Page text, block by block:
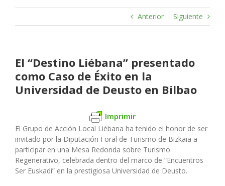
Anterior Siguiente
El “Destino Liébana” presentado
como Caso de Éxito en la
Universidad de Deusto en Bilbao
Imprimir
El Grupo de Acción Local Liébana ha tenido el honor de ser
invitado por la Diputación Foral de Turismo de Bizkaia a
participar en una Mesa Redonda sobre Turismo
Regenerativo, celebrada dentro del marco de “Encuentros
Ser Euskadi” en la prestigiosa Universidad de Deusto.